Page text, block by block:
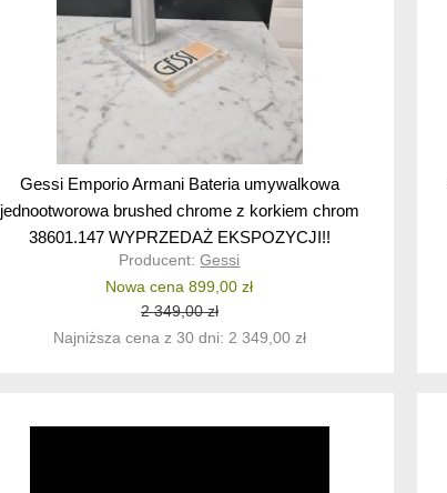
Gessi Emporio Armani Bateria umywalkowa
jednootworowa brushed chrome z korkiem chrom
38601.147 WYPRZEDAŻ EKSPOZYCJI!!
Producent:Gessi
Nowa cena 899,00 zł
2 349,00 zł
Najniższa cena z 30 dni: 2 349,00 zł